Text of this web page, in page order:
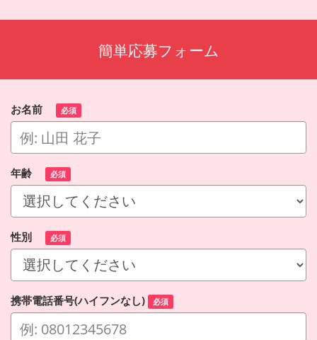
簡単応募フォーム
お名前 必須
年齢 必須
性別 必須
携帯電話番号(ハイフンなし) 必須